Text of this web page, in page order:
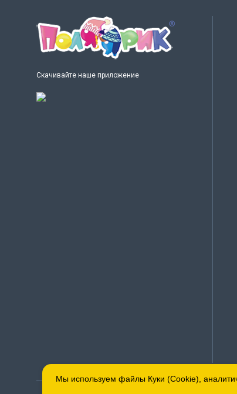
Скачивайте наше приложение
Мы используем файлы Куки (Cookie),